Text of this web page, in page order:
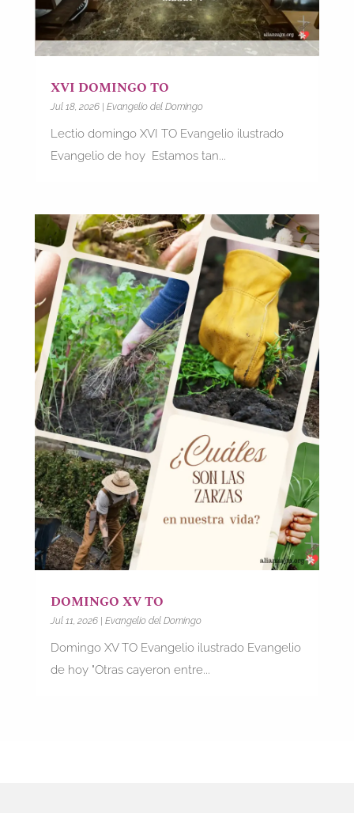
XVI DOMINGO TO
Jul 18, 2026| Evangelio del Domingo
Lectio domingo XVI TO Evangelio ilustrado
Evangelio de hoy Estamos tan...
DOMINGO XV TO
Jul 11, 2026| Evangelio del Domingo
Domingo XV TO Evangelio ilustrado Evangelio
de hoy "Otras cayeron entre...